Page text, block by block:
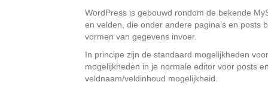
WordPress is gebouwd rondom de bekende
en velden, die onder andere pagina’s en
vormen van gegevens invoer.
In principe zijn de standaard mogelijkheden
mogelijkheden in je normale editor voor posts
veldnaam/veldinhoud mogelijkheid.